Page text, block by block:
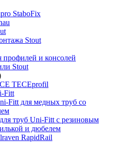
StaboFix
Stout
профилей и консолей
Stout
TECEprofil
Fitt
Fitt для медных труб со
труб Uni-Fitt с резиновым
и дюбелем
RapidRail